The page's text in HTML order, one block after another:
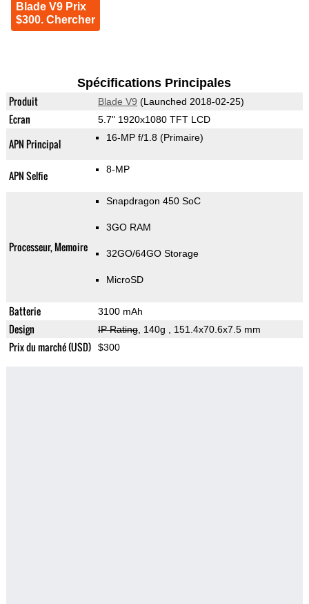
Blade V9 Prix
$300. Chercher
Spécifications Principales
Produit Blade V9 (Launched 2018-02-25)
Ecran 5.7" 1920x1080 TFT LCD
APN Principal 16-MP f/1.8 (Primaire)
APN Selfie 8-MP
Processeur, Memoire
Snapdragon 450 SoC
3GO RAM
32GO/64GO Storage
MicroSD
Batterie 3100 mAh
Design IP Rating, 140g , 151.4x70.6x7.5 mm
Prix du marché (USD) $300